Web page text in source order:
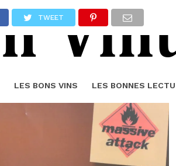
LES BONS VINS LES BONNES
TWEET